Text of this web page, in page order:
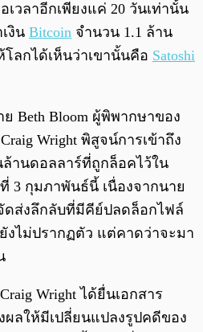
เวลาอีกเพียงแค่ 20 วันเท่านั้น
งิน Bitcoin จำนวน 1.1 ล้าน
โลกได้เห็นว่าเขานั้นคือ Satoshi
Beth Bloom ผู้พิพากษาของ
Wright พิสูจน์การเข้าถึง
ล้านดอลลาร์ที่ถูกล็อคไว้ใน
ที่ 3 กุมภาพันธ์นี้ เนื่องจากนาย
ดส่งลึกลับที่มีคีย์ปลดล็อกไฟล์
ยังไม่ปรากฏตัว แต่คาดว่าจะมา
Wright ได้ยื่นเอกสาร
ลให้มีเปลี่ยนแปลงรูปคดีของ